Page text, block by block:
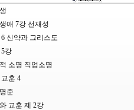
애 7강 선재성
신약과 그리스도
강
소명 직업소명
훈 4
준
교훈 제 2강